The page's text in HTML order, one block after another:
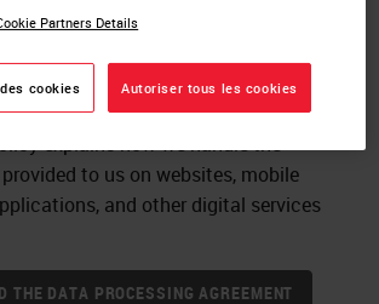
Agreement
explains how we handle the
to us on websites, mobile
and other digital services
THE DATA PROCESSING AGREEMENT
Partners Details
cookies Autoriser tous les cookies